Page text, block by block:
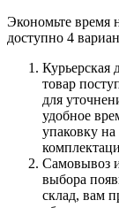
Экономьте время
доступно 4
Курьерская
товар
для
удобное
упаковку на
Самовывоз
выбора
склад, вам